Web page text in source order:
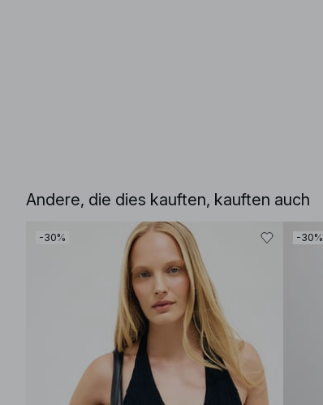
Andere, die dies kauften, kauften auch
-30% -30%